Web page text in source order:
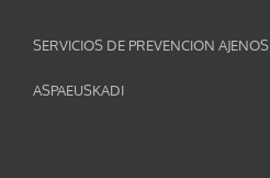
SERVICIOS DE PREVENCION AJENOS
ASPAEUSKADI